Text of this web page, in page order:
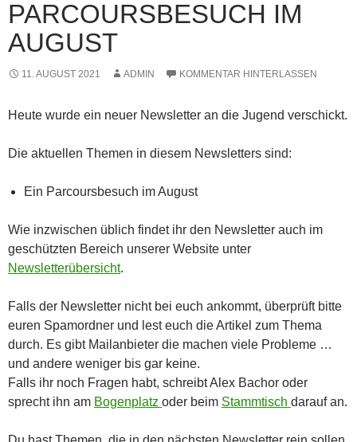
PARCOURSBESUCH IM
AUGUST
11. AUGUST 2021 ADMIN KOMMENTAR HINTERLASSEN
Heute wurde ein neuer Newsletter an die Jugend verschickt.
Die aktuellen Themen in diesem Newsletters sind:
Ein Parcoursbesuch im August
Wie inzwischen üblich findet ihr den Newsletter auch im
geschützten Bereich unserer Website unter
Newsletterübersicht.
Falls der Newsletter nicht bei euch ankommt, überprüft bitte
euren Spamordner und lest euch die Artikel zum Thema
durch. Es gibt Mailanbieter die machen viele Probleme …
und andere weniger bis gar keine.
Falls ihr noch Fragen habt, schreibt Alex Bachor oder
sprecht ihn am Bogenplatz oder beim Stammtisch darauf an.